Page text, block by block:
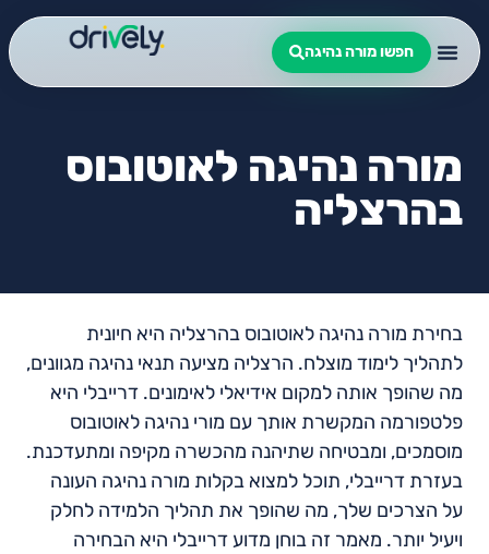
חפשו מורה נהיגה
מורה נהיגה לאוטובוס
בהרצליה
בחירת מורה נהיגה לאוטובוס בהרצליה היא חיונית
לתהליך לימוד מוצלח. הרצליה מציעה תנאי נהיגה מגוונים,
מה שהופך אותה למקום אידיאלי לאימונים. דרייבלי היא
פלטפורמה המקשרת אותך עם מורי נהיגה לאוטובוס
מוסמכים, ומבטיחה שתיהנה מהכשרה מקיפה ומתעדכנת.
בעזרת דרייבלי, תוכל למצוא בקלות מורה נהיגה העונה
על הצרכים שלך, מה שהופך את תהליך הלמידה לחלק
ויעיל יותר. מאמר זה בוחן מדוע דרייבלי היא הבחירה